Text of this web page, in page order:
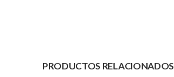
PRODUCTOS RELACIONADOS